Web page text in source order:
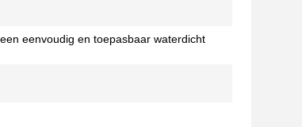
eenvoudig en toepasbaar waterdicht